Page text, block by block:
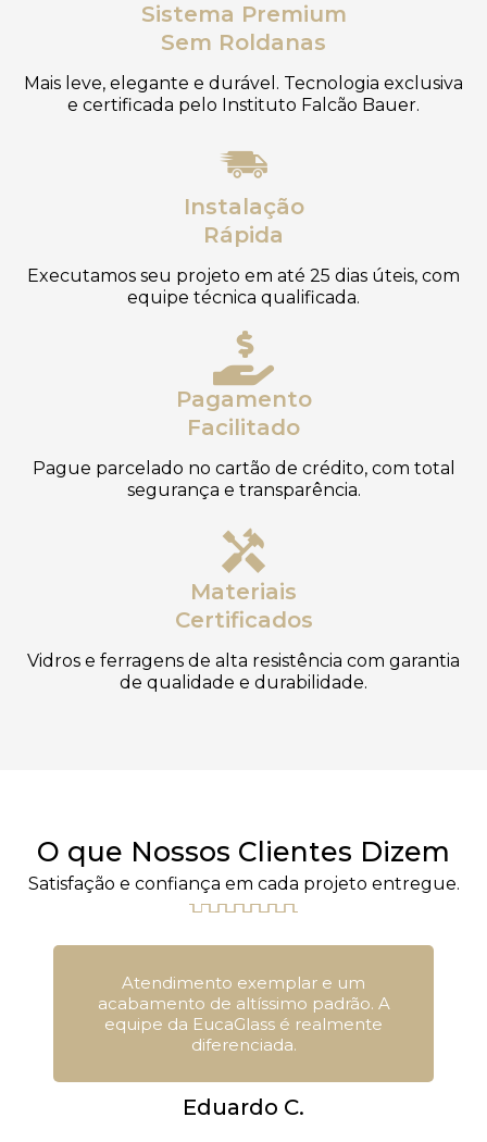
Sistema Premium
Sem Roldanas
Mais leve, elegante e durável. Tecnologia exclusiva
e certificada pelo Instituto Falcão Bauer.
Instalação
Rápida
Executamos seu projeto em até 25 dias úteis, com
equipe técnica qualificada.
Pagamento
Facilitado
Pague parcelado no cartão de crédito, com total
segurança e transparência.
Materiais
Certificados
Vidros e ferragens de alta resistência com garantia
de qualidade e durabilidade.
O que Nossos Clientes Dizem
Satisfação e confiança em cada projeto entregue.
Atendimento exemplar e um
acabamento de altíssimo padrão. A
equipe da EucaGlass é realmente
diferenciada.
Eduardo C.